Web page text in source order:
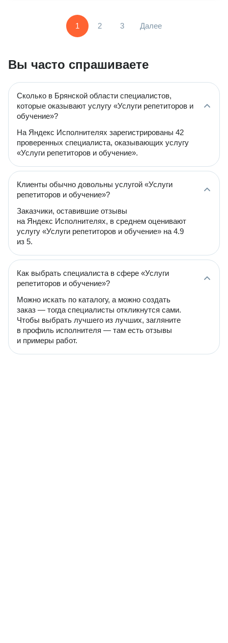
1 2 3 Далее
Вы часто спрашиваете
Сколько в Брянской области специалистов,
которые оказывают услугу «Услуги репетиторов и
обучение»?
На Яндекс Исполнителях зарегистрированы 42
проверенных специалиста, оказывающих услугу
«Услуги репетиторов и обучение».
Клиенты обычно довольны услугой «Услуги
репетиторов и обучение»?
Заказчики, оставившие отзывы
на Яндекс Исполнителях, в среднем оценивают
услугу «Услуги репетиторов и обучение» на 4.9
из 5.
Как выбрать специалиста в сфере «Услуги
репетиторов и обучение»?
Можно искать по каталогу, а можно создать
заказ — тогда специалисты откликнутся сами.
Чтобы выбрать лучшего из лучших, загляните
в профиль исполнителя — там есть отзывы
и примеры работ.